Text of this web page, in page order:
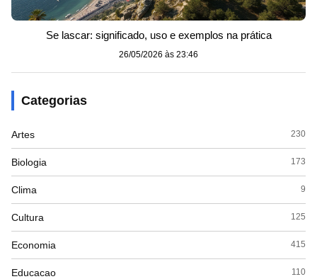
Se lascar: significado, uso e exemplos na prática
26/05/2026 às 23:46
Categorias
Artes 230
Biologia 173
Clima 9
Cultura 125
Economia 415
Educacao 110